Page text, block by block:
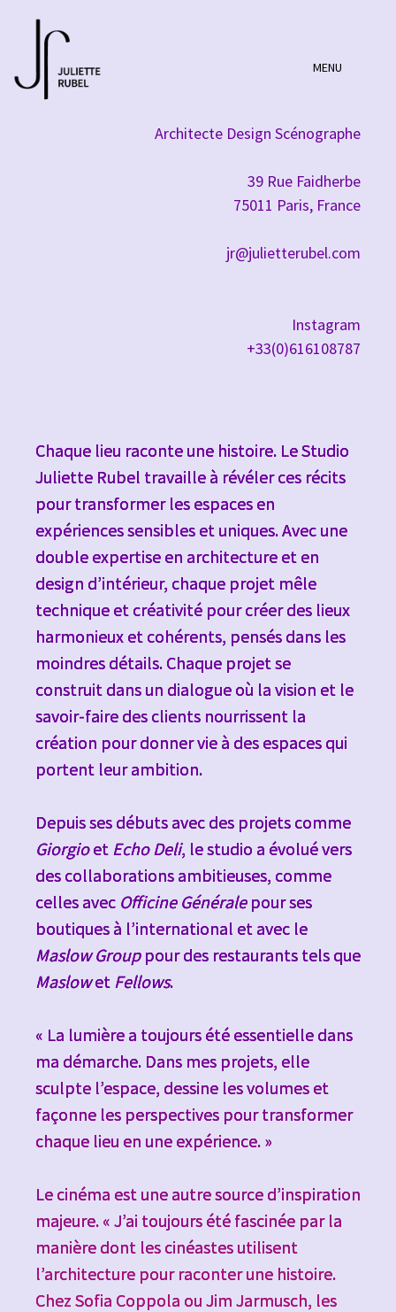
Skip
content
MENU
I
n
Architecte Design Scénographe
39 Rue Faidherbe
75011 Paris, France
jr@julietterubel.com
Instagram
+33(0)616108787
Chaque lieu raconte une histoire. Le Studio
Juliette Rubel travaille à révéler ces récits
pour transformer les espaces en
expériences sensibles et uniques. Avec une
double expertise en architecture et en
design d’intérieur, chaque projet mêle
technique et créativité pour créer des lieux
harmonieux et cohérents, pensés dans les
moindres détails. Chaque projet se
construit dans un dialogue où la vision et le
savoir-faire des clients nourrissent la
création pour donner vie à des espaces qui
portent leur ambition.
Depuis ses débuts avec des projets comme
Giorgioet Echo Deli, le studio a évolué vers
des collaborations ambitieuses, comme
celles avec Officine Généralepour ses
boutiques à l’international et avec le
Maslow Grouppour des restaurants tels que
Maslowet Fellows.
« La lumière a toujours été essentielle dans
ma démarche. Dans mes projets, elle
sculpte l’espace, dessine les volumes et
façonne les perspectives pour transformer
chaque lieu en une expérience. »
Le cinéma est une autre source d’inspiration
majeure. « J’ai toujours été fascinée par la
manière dont les cinéastes utilisent
l’architecture pour raconter une histoire.
Chez Sofia Coppola ou Jim Jarmusch, les